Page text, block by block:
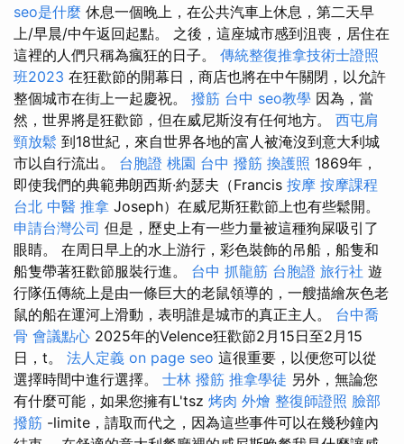
seo是什麼 休息一個晚上，在公共汽車上休息，第二天早
上/早晨/中午返回起點。 之後，這座城市感到沮喪，居住在
這裡的人們只稱為瘋狂的日子。 傳統整復推拿技術士證照
班2023 在狂歡節的開幕日，商店也將在中午關閉，以允許
整個城市在街上一起慶祝。 撥筋 台中 seo教學 因為，當
然，世界將是狂歡節，但在威尼斯沒有任何地方。 西屯肩
頸放鬆 到18世紀，來自世界各地的富人被淹沒到意大利城
市以自行流出。 台胞證 桃園 台中 撥筋 換護照 1869年，
即使我們的典範弗朗西斯·約瑟夫（Francis 按摩 按摩課程
台北 中醫 推拿 Joseph）在威尼斯狂歡節上也有些鬆開。
申請台灣公司 但是，歷史上有一些力量被這種狗屎吸引了
眼睛。 在周日早上的水上游行，彩色裝飾的吊船，船隻和
船隻帶著狂歡節服裝行進。 台中 抓龍筋 台胞證 旅行社 遊
行隊伍傳統上是由一條巨大的老鼠領導的，一艘描繪灰色老
鼠的船在運河上滑動，表明誰是城市的真正主人。 台中喬
骨 會議點心 2025年的Velence狂歡節2月15日至2月15
日，t。 法人定義 on page seo 這很重要，以便您可以從
選擇時間中進行選擇。 士林 撥筋 推拿學徒 另外，無論您
有什麼可能，如果您擁有L'tsz 烤肉 外燴 整復師證照 臉部
撥筋 -limite，請取而代之，因為這些事件可以在幾秒鐘內